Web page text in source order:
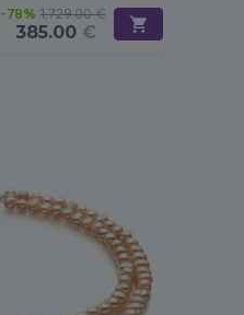
-78% 1,729.00 €
385.00 €